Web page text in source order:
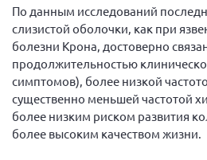
Нормативно-правовые
Методическая литература
Публичные отчеты
Исследования, аналитика,
Всероссийская онлайн
"Рассеянный склероз. XX
По данным исследований
слизистой оболочки, как при
болезни Крона, достоверно
продолжительностью
симптомов), более низкой
существенно меньшей частотой
более низким риском развития
более высоким качеством жизни.